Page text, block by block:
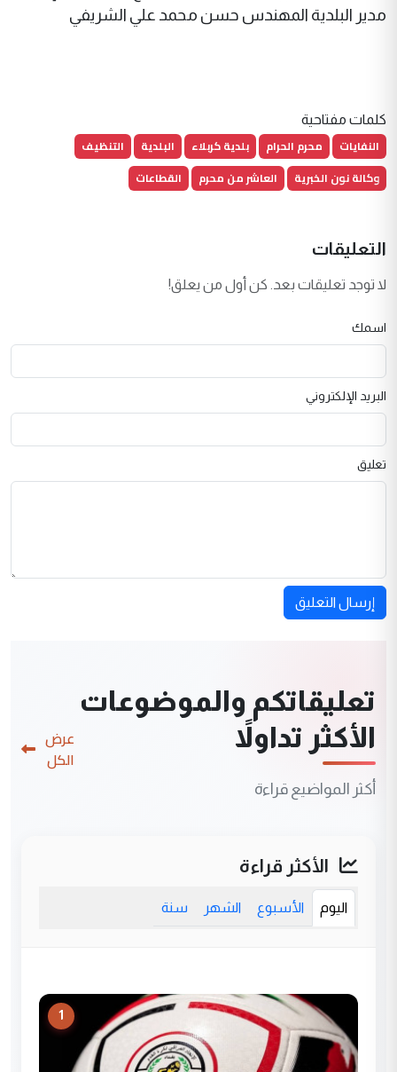
مدير البلدية المهندس حسن محمد علي الشريفي
كلمات مفتاحية
النفايات محرم الحرام بلدية كربلاء البلدية
التنظيف
وكالة نون الخبرية
العاشر من محرم القطاعات
التعليقات
لا توجد تعليقات بعد. كن أول من يعلق!
اسمك
البريد الإلكتروني
تعليق
إرسال التعليق
تعليقاتكم والموضوعات
الأكثر تداولاً
أكثر المواضيع قراءة
عرض
الكل
الأكثر قراءة
اليوم الأسبوع الشهر سنة
1